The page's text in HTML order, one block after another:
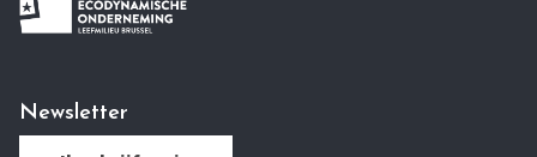
Newsletter